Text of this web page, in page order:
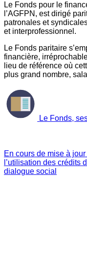
Le Fonds pour le
l’AGFPN, est dirigé
patronales et
et interprofessionnel.
Le Fonds paritaire
financière,
lieu de référence où
plus grand nombre,
Le Fonds,
En cours de mise à jour
l’utilisation des crédits
dialogue social